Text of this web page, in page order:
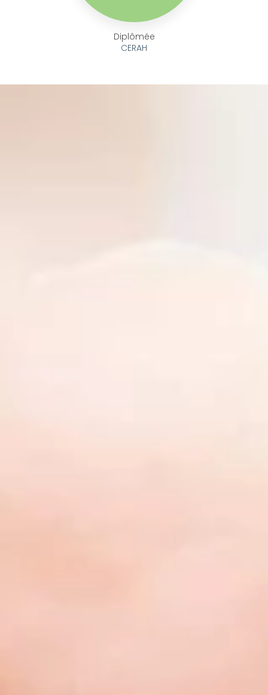
Diplômée
CERAH